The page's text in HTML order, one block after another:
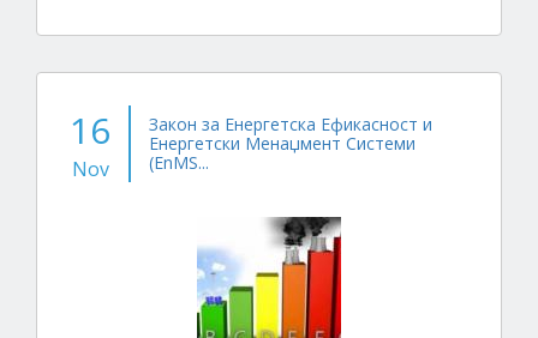
16
Nov
Закон за Енергетска Ефикасност и
Енергетски Менаџмент Системи
(EnMS...